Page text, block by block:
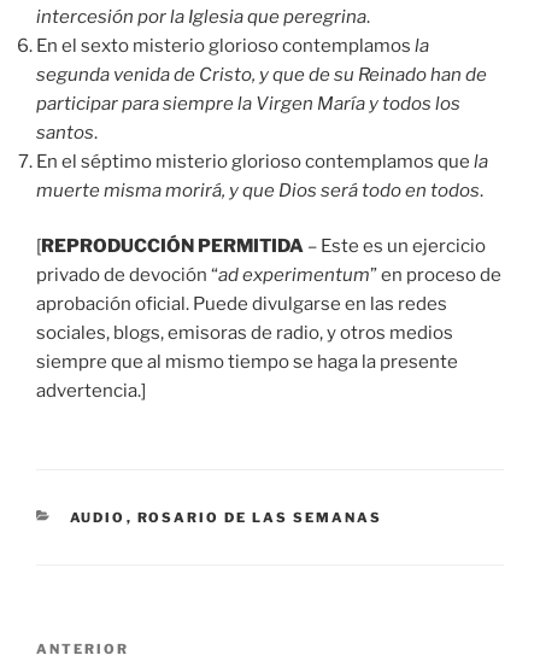
intercesión por la Iglesia que peregrina.
En el sexto misterio glorioso contemplamos la
segunda venida de Cristo, y que de su Reinado han de
participar para siempre la Virgen María y todos los
santos.
En el séptimo misterio glorioso contemplamos que la
muerte misma morirá, y que Dios será todo en todos.
[REPRODUCCIÓN PERMITIDA – Este es un ejercicio
privado de devoción “ad experimentum” en proceso de
aprobación oficial. Puede divulgarse en las redes
sociales, blogs, emisoras de radio, y otros medios
siempre que al mismo tiempo se haga la presente
advertencia.]
CATEGORÍAS
AUDIO , ROSARIO DE LAS SEMANAS
Entrada
ANTERIOR